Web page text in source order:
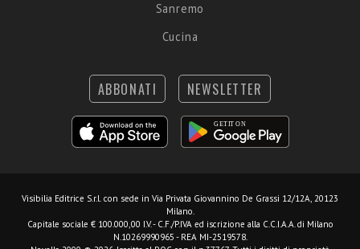
Sanremo
Cucina
ABBONATI NEWSLETTER
Visibilia Editrice S.r.l. con sede in Via Privata Giovannino De Grassi 12/12A, 20123
Milano.
Capitale sociale € 100.000,00 I.V. - C.F./P.IVA ed iscrizione alla C.C.I.A.A. di Milano
N.10269990965 - REA MI-2519578.